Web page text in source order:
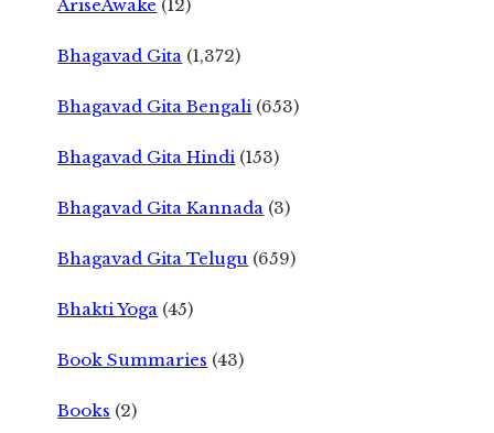
AriseAwake (12)
Bhagavad Gita (1,372)
Bhagavad Gita Bengali (653)
Bhagavad Gita Hindi (153)
Bhagavad Gita Kannada (3)
Bhagavad Gita Telugu (659)
Bhakti Yoga (45)
Book Summaries (43)
Books (2)